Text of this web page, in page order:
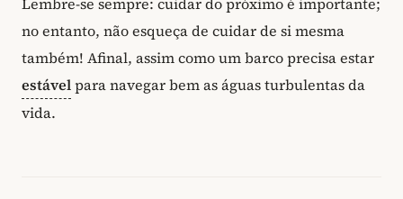
no entanto, não esqueça de cuidar de si mesma
também! Afinal, assim como um barco precisa estar
estávelpara navegar bem as águas turbulentas da
vida.